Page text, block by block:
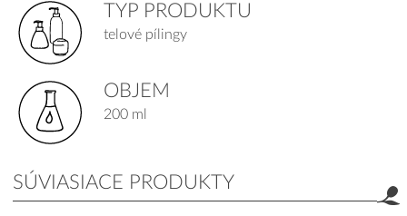
TYP PRODUKTU
telové pílingy
OBJEM
200 ml
SÚVIASIACE PRODUKTY